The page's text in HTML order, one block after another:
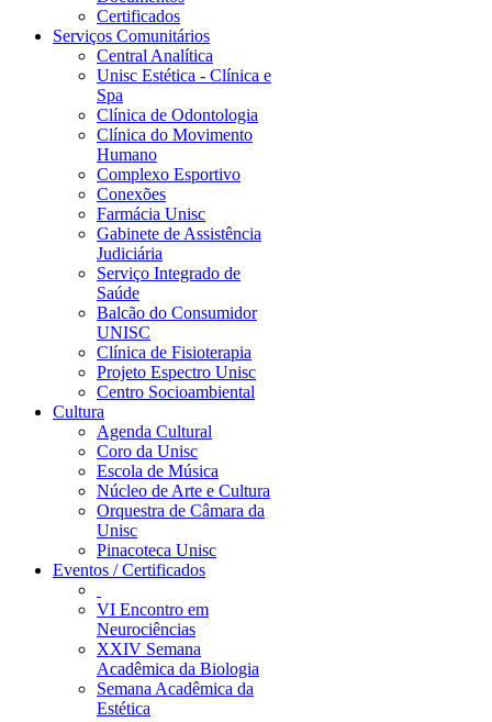
Certificados
Serviços Comunitários
Central Analítica
Unisc Estética - Clínica e
Spa
Clínica de Odontologia
Clínica do Movimento
Humano
Complexo Esportivo
Conexões
Farmácia Unisc
Gabinete de Assistência
Judiciária
Serviço Integrado de
Saúde
Balcão do Consumidor
UNISC
Clínica de Fisioterapia
Projeto Espectro Unisc
Centro Socioambiental
Cultura
Agenda Cultural
Coro da Unisc
Escola de Música
Núcleo de Arte e Cultura
Orquestra de Câmara da
Unisc
Pinacoteca Unisc
Eventos / Certificados
VI Encontro em
Neurociências
XXIV Semana
Acadêmica da Biologia
Semana Acadêmica da
Estética